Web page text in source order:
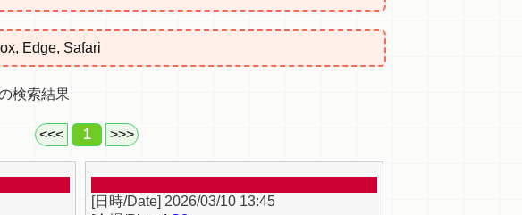
Edge, Safari
検索結果
<<< 1 >>>
2026/03/10 13:45